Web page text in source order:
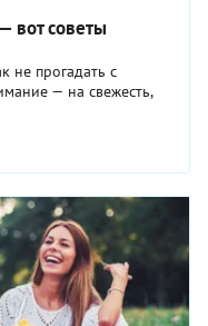
вот советы
не прогадать с
— на свежесть,